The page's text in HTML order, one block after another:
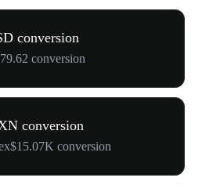
conversion
conversion
conversion
conversion